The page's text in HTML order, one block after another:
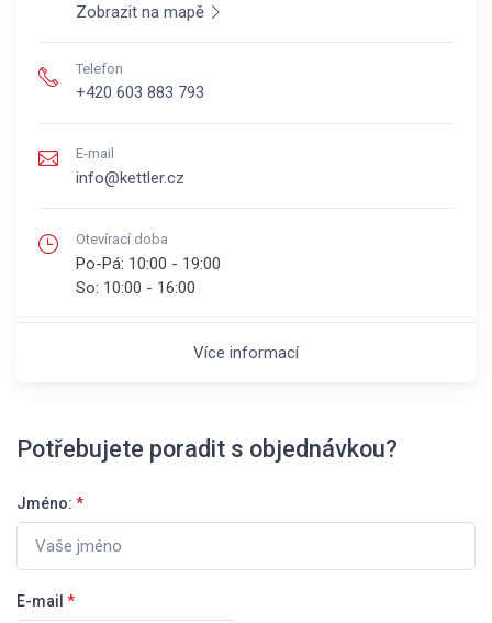
Zobrazit na mapě
Telefon
+420 603 883 793
E-mail
info@kettler.cz
Otevírací doba
Po-Pá: 10:00 - 19:00
So: 10:00 - 16:00
Více informací
Potřebujete poradit s objednávkou?
Jméno: *
E-mail *